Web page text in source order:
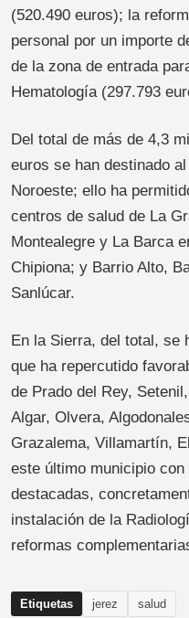
(520.490 euros); la
personal por un importe
de la zona de entrada
Hematología (297.793
Del total de más de 4,3
euros se han destinado
Noroeste; ello ha
centros de salud de La
Montealegre y La Barca
Chipiona; y Barrio Alto,
Sanlúcar.
En la Sierra, del total, se
que ha repercutido
de Prado del Rey,
Algar, Olvera,
Grazalema, Villamartín,
este último municipio
destacadas,
instalación de la
reformas
Etiquetas jerez salud